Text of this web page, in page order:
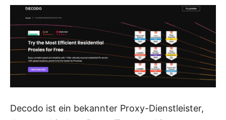
Decodo ist ein bekannter Proxy-Dienstleister,